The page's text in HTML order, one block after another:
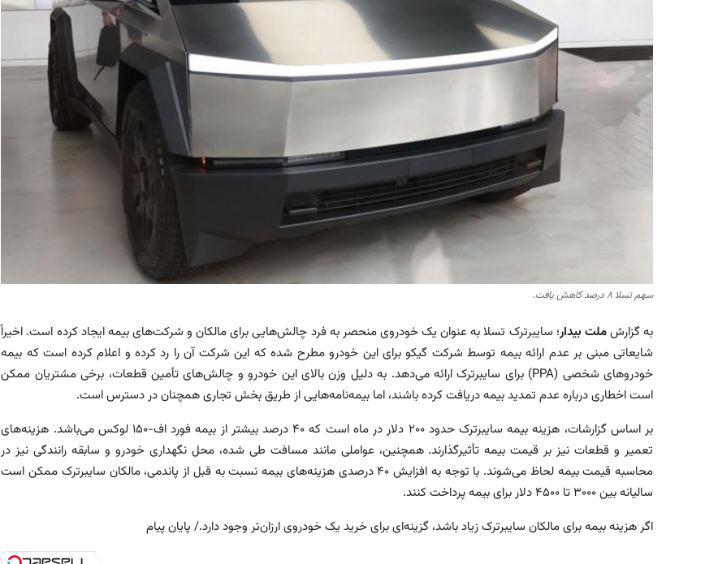
سهم تسلا ۸ درصد کاهش یافت.
به گزارشملت بیدار؛ سایبرترک تسلا به عنوان یک خودروی منحصر به فرد چالش‌هایی برای مالکان و شرکت‌های بیمه ایجاد کرده است. اخیراً
شایعاتی مبنی بر عدم ارائه بیمه توسط شرکت گیکو برای این خودرو مطرح شده که این شرکت آن را رد کرده و اعلام کرده است که بیمه
خودروهای شخصی (PPA) برای سایبرترک ارائه می‌دهد. به دلیل وزن بالای این خودرو و چالش‌های تأمین قطعات، برخی مشتریان ممکن
است اخطاری درباره عدم تمدید بیمه دریافت کرده باشند، اما بیمه‌نامه‌هایی از طریق بخش تجاری همچنان در دسترس است.
بر اساس گزارشات، هزینه بیمه سایبرترک حدود ۲۰۰ دلار در ماه است که ۴۰ درصد بیشتر از بیمه فورد اف-۱۵۰ لوکس می‌باشد. هزینه‌های
تعمیر و قطعات نیز بر قیمت بیمه تأثیرگذارند. همچنین، عواملی مانند مسافت طی شده، محل نگهداری خودرو و سابقه رانندگی نیز در
محاسبه قیمت بیمه لحاظ می‌شوند. با توجه به افزایش ۴۰ درصدی هزینه‌های بیمه نسبت به قبل از پاندمی، مالکان سایبرترک ممکن است
سالیانه بین ۳۰۰۰ تا ۴۵۰۰ دلار برای بیمه پرداخت کنند.
اگر هزینه بیمه برای مالکان سایبرترک زیاد باشد، گزینه‌ای برای خرید یک خودروی ارزان‌تر وجود دارد./ پایان پیام